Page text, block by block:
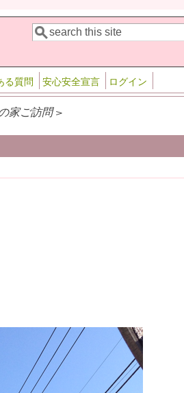
検索フォーム
検索
る質問 安心安全宣言 ログイン
家ご訪問 >